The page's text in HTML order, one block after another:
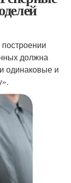
должна
одинаковые и